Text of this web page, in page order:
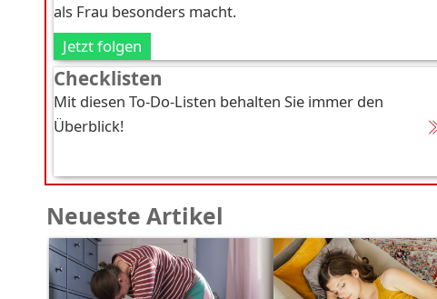
als Frau besonders macht.
Jetzt folgen
Checklisten
Mit diesen To-Do-Listen behalten Sie immer den
Überblick!
Neueste Artikel